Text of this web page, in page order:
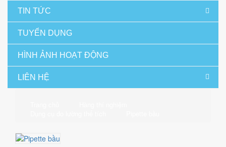
TIN TỨC
TUYỂN DỤNG
HÌNH ẢNH HOẠT ĐỘNG
LIÊN HỆ